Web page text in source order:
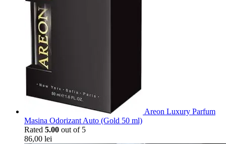
Areon Luxury Parfum
Masina Odorizant Auto (Gold 50 ml)
Rated 5.00 out of 5
86,00 lei